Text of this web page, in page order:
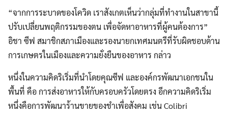
“จากการระบาดของโควิด เราสังเกตเห็นว่ากลุ่มที่ทำงานในสาขานี้
ปรับเปลี่ยนพฤติกรรมของตน เพื่อจัดหาอาหารที่ผู้คนต้องการ”
อิชา ซีฟ สมาชิกสภาเมืองและรองนายกเทศมนตรีที่รับผิดชอบด้าน
การเกษตรในเมืองและความยั่งยืนของอาหาร กล่าว
หนึ่งในความคิดริเริ่มที่นำโดยคุณซีฟ และองค์กรพัฒนาเอกชนใน
พื้นที่ คือ การส่งอาหารให้กับครอบครัวโดยตรง อีกความคิดริเริ่ม
หนึ่งคือการพัฒนาร้านขายของชำเพื่อสังคม เช่น Colibri